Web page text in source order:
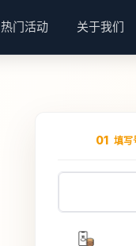
热门活动 关于我们
01 填写